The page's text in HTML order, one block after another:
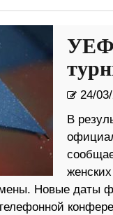
24/
В
Новые даты